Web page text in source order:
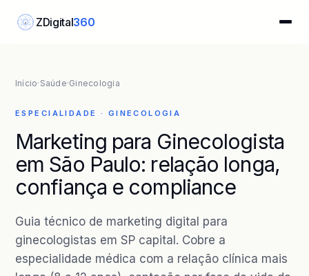
Z ZDigital360
Início· Saúde·Ginecologia
ESPECIALIDADE · GINECOLOGIA
Marketing para Ginecologista
em São Paulo: relação longa,
confiança e compliance
Guia técnico de marketing digital para
ginecologistas em SP capital. Cobre a
especialidade médica com a relação clínica mais